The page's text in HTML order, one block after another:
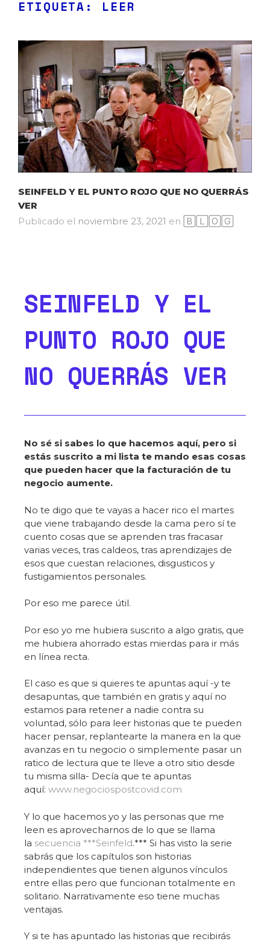
ETIQUETA: LEER
SEINFELD Y EL PUNTO ROJO QUE NO QUERRÁS
VER
Publicado el noviembre 23, 2021 en 🄱🄻🄾🄶
SEINFELD Y EL
PUNTO ROJO QUE
NO QUERRÁS VER
No sé si sabes lo que hacemos aquí, pero si
estás suscrito a mi lista te mando esas cosas
que pueden hacer que la facturación de tu
negocio aumente.
No te digo que te vayas a hacer rico el martes
que viene trabajando desde la cama pero sí te
cuento cosas que se aprenden tras fracasar
varias veces, tras caldeos, tras aprendizajes de
esos que cuestan relaciones, disgusticos y
fustigamientos personales.
Por eso me parece útil.
Por eso yo me hubiera suscrito a algo gratis, que
me hubiera ahorrado estas mierdas para ir más
en línea recta.
El caso es que si quieres te apuntas aquí -y te
desapuntas, que también en gratis y aquí no
estamos para retener a nadie contra su
voluntad, sólo para leer historias que te pueden
hacer pensar, replantearte la manera en la que
avanzas en tu negocio o simplemente pasar un
ratico de lectura que te lleve a otro sitio desde
tu misma silla- Decía que te apuntas
aquí: www.negociospostcovid.com
Y lo que hacemos yo y las personas que me
leen es aprovecharnos de lo que se llama
la secuencia ***Seinfeld.*** Si has visto la serie
sabrás que los capítulos son historias
independientes que tienen algunos vínculos
entre ellas pero que funcionan totalmente en
solitario. Narrativamente eso tiene muchas
ventajas.
Y si te has apuntado las historias que recibirás